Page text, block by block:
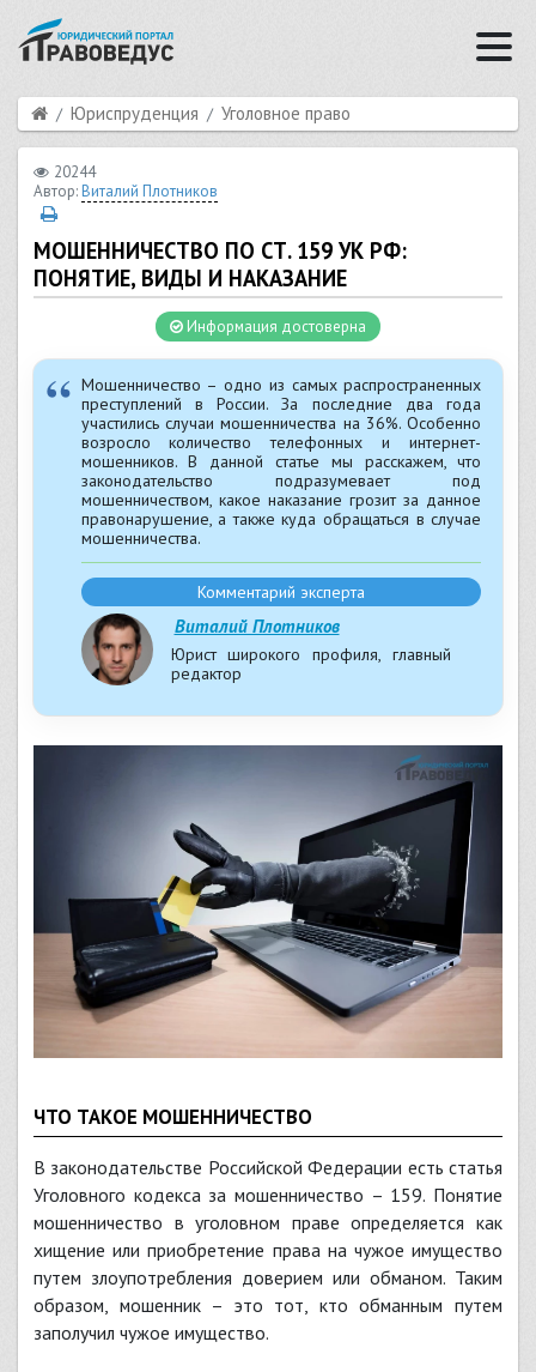
Юриспруденция Уголовное право
20244
Автор:Виталий Плотников
МОШЕННИЧЕСТВО ПО СТ. 159 УК РФ:
ПОНЯТИЕ, ВИДЫ И НАКАЗАНИЕ
Информация достоверна
Мошенничество – одно из самых распространенных
преступлений в России. За последние два года
участились случаи мошенничества на 36%. Особенно
возросло количество телефонных и интернет-
мошенников. В данной статье мы расскажем, что
законодательство подразумевает под
мошенничеством, какое наказание грозит за данное
правонарушение, а также куда обращаться в случае
мошенничества.
Виталий Плотников
Юрист широкого профиля, главный
редактор
Комментарий эксперта
ЧТО ТАКОЕ МОШЕННИЧЕСТВО
В законодательстве Российской Федерации есть статья
Уголовного кодекса за мошенничество – 159. Понятие
мошенничество в уголовном праве определяется как
хищение или приобретение права на чужое имущество
путем злоупотребления доверием или обманом. Таким
образом, мошенник – это тот, кто обманным путем
заполучил чужое имущество.